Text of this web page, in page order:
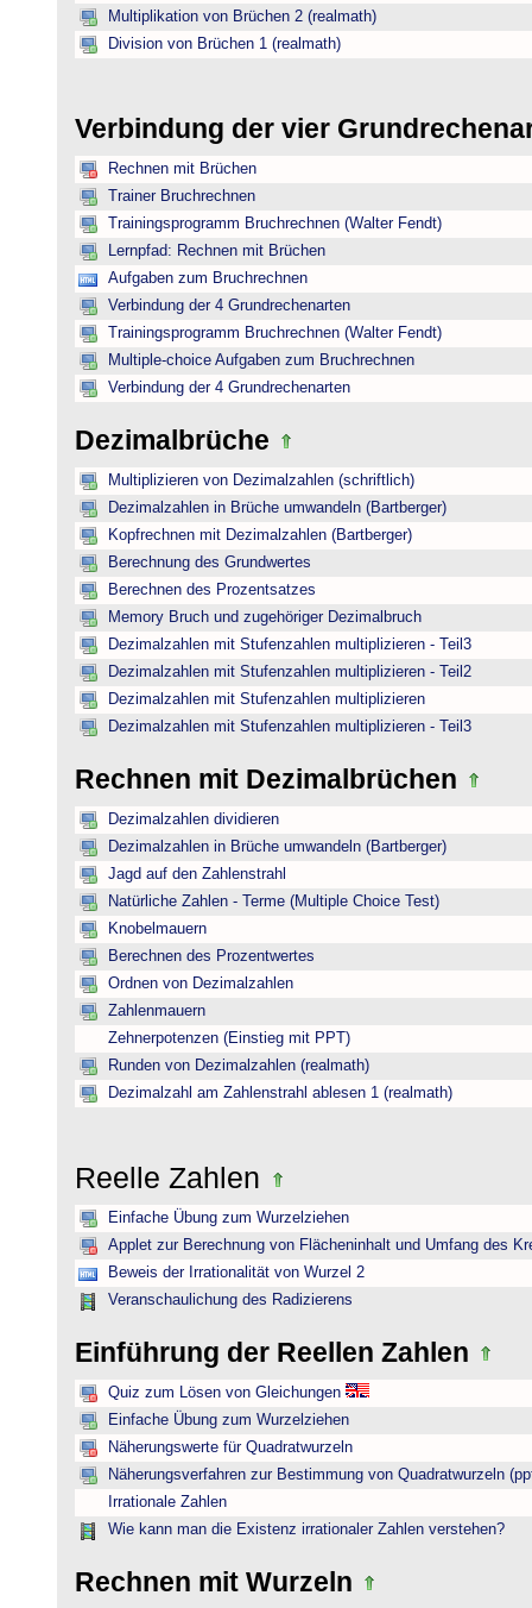
Multiplikation von Brüchen 2 (realmath)
Division von Brüchen 1 (realmath)
Verbindung der vier
Rechnen mit Brüchen
Trainer Bruchrechnen
Trainingsprogramm Bruchrechnen (Walter Fendt)
Lernpfad: Rechnen mit Brüchen
Aufgaben zum Bruchrechnen
Verbindung der 4 Grundrechenarten
Trainingsprogramm Bruchrechnen (Walter Fendt)
Multiple-choice Aufgaben zum Bruchrechnen
Verbindung der 4 Grundrechenarten
Dezimalbrüche
Multiplizieren von Dezimalzahlen (schriftlich)
Dezimalzahlen in Brüche umwandeln (Bartberger)
Kopfrechnen mit Dezimalzahlen (Bartberger)
Berechnung des Grundwertes
Berechnen des Prozentsatzes
Memory Bruch und zugehöriger Dezimalbruch
Dezimalzahlen mit Stufenzahlen multiplizieren - Teil3
Dezimalzahlen mit Stufenzahlen multiplizieren - Teil2
Dezimalzahlen mit Stufenzahlen multiplizieren
Dezimalzahlen mit Stufenzahlen multiplizieren - Teil3
Rechnen mit Dezimalbrüchen
Dezimalzahlen dividieren
Dezimalzahlen in Brüche umwandeln (Bartberger)
Jagd auf den Zahlenstrahl
Natürliche Zahlen - Terme (Multiple Choice Test)
Knobelmauern
Berechnen des Prozentwertes
Ordnen von Dezimalzahlen
Zahlenmauern
Zehnerpotenzen (Einstieg mit PPT)
Runden von Dezimalzahlen (realmath)
Dezimalzahl am Zahlenstrahl ablesen 1 (realmath)
Reelle Zahlen
Einfache Übung zum Wurzelziehen
Applet zur Berechnung von Flächeninhalt und Umfang des
Beweis der Irrationalität von Wurzel 2
Veranschaulichung des Radizierens
Einführung der Reellen Zahlen
Quiz zum Lösen von Gleichungen
Einfache Übung zum Wurzelziehen
Näherungswerte für Quadratwurzeln
Näherungsverfahren zur Bestimmung von Quadratwurzeln
Irrationale Zahlen
Wie kann man die Existenz irrationaler Zahlen verstehen?
Rechnen mit Wurzeln